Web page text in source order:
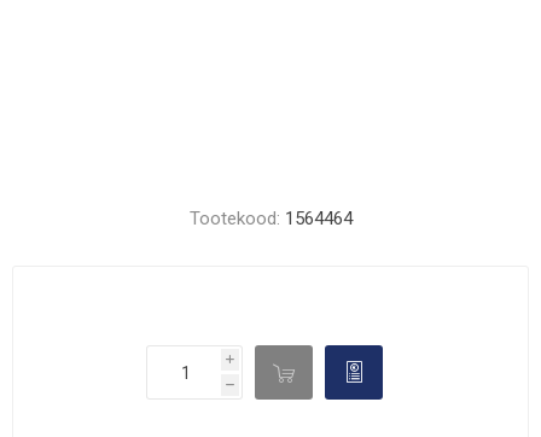
Tootekood: 1564464
i
h
d 